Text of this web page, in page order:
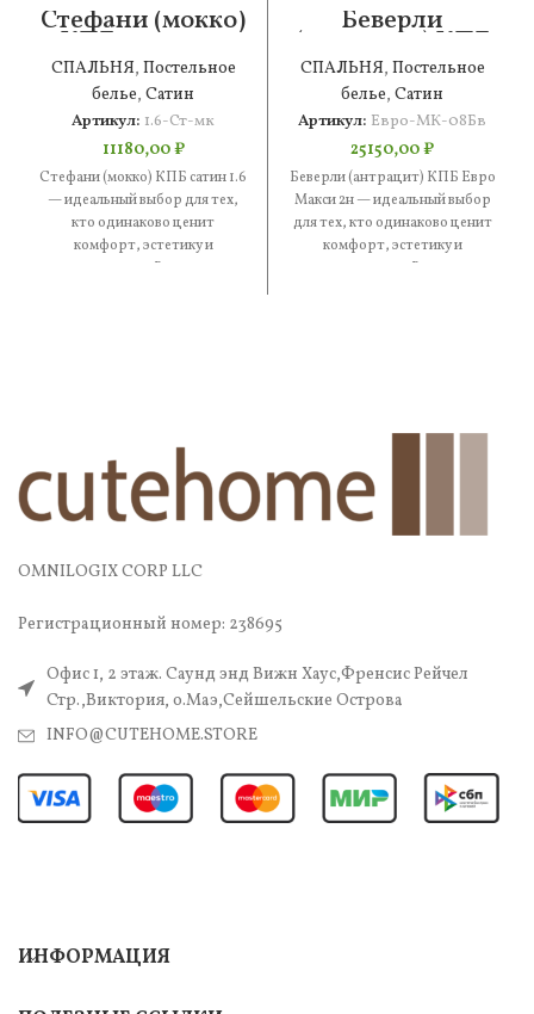
Стефани (мокко)
КПБ сатин 1.6
СПАЛЬНЯ, Постельное
белье, Сатин
Артикул: 1.6-Ст-мк
11180,00₽
Стефани (мокко) КПБ сатин 1.6
— идеальный выбор для тех,
кто одинаково ценит
комфорт, эстетику и
практичность. В составе —
Беверли
(антрацит) КПБ
Евро Макси 2н
СПАЛЬНЯ, Постельное
белье, Сатин
Артикул: Евро-МК-08Бв
25150,00₽
Беверли (антрацит) КПБ Евро
Макси 2н — идеальный выбор
для тех, кто одинаково ценит
комфорт, эстетику и
практичность. В составе
OMNILOGIX CORP LLC
Регистрационный номер: 238695
Офис 1, 2 этаж. Саунд энд Вижн Хаус,Френсис Рейчел
Стр.,Виктория, о.Маэ,Сейшельские Острова
INFO@CUTEHOME.STORE
ИНФОРМАЦИЯ